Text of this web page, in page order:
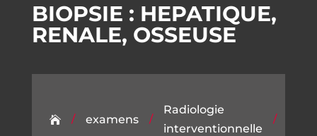
BIOPSIE : HEPATIQUE,
RENALE, OSSEUSE
 / examens /
Radiologie
interventionnelle
/